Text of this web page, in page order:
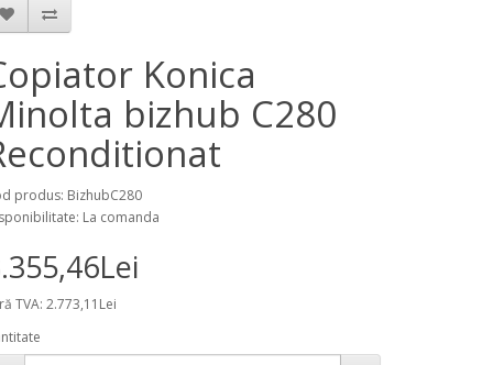
Konica
bizhub C280
produs: BizhubC280
La comanda
TVA: 2.773,11Lei